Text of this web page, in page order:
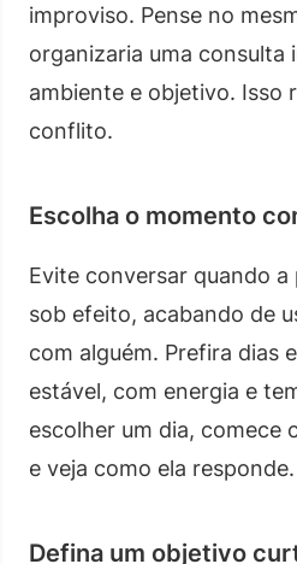
improviso. Pense no
organizaria uma
ambiente e objetivo. Isso
conflito.
Escolha o momento
Evite conversar quando
sob efeito, acabando de
com alguém. Prefira dias
estável, com energia e
escolher um dia, comece
e veja como ela responde.
Defina um objetivo